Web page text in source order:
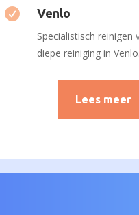
 Venlo
Specialistisch reinigen
diepe reiniging in Venlo.
Lees meer